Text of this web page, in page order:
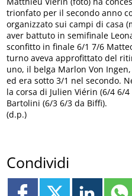
trionfato per il secondo anno
organizzato sui campi di casa
aver battuto in semifinale
sconfitto in finale 6/1 7/6
turno aveva approfittato del
uno, il belga Marlon Von
ed era sotto 3/1 nel secondo.
la corsa di Julien Viérin (6/4 6/
Bartolini (6/3 6/3 da Biffi).
(d.p.)
Condividi